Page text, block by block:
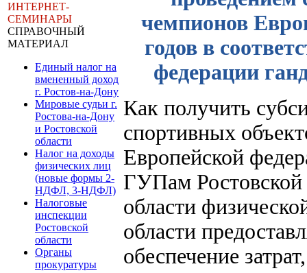
ИНТЕРНЕТ-
СЕМИНАРЫ
СПРАВОЧНЫЙ
МАТЕРИАЛ
Единый налог на
вмененный доход
г. Ростов-на-Дону
Мировые судьи г.
Ростова-на-Дону
и Ростовской
области
Налог на доходы
физических лиц
(новые формы 2-
НДФЛ, 3-НДФЛ)
Налоговые
инспекции
Ростовской
области
Органы
прокуратуры
чемпионов
годов в
федерации
Как получить
спортивных
Европейской
ГУПам
области
области
обеспечение